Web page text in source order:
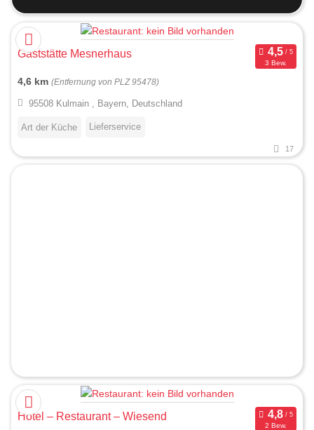
Gaststätte Mesnerhaus
3 Bew.
4,6 km (Entfernung von PLZ 95478)
95508 Kulmain , Bayern, Deutschland
Art der Küche Lieferservice
17
Hotel – Restaurant – Wiesend
2 Bew.